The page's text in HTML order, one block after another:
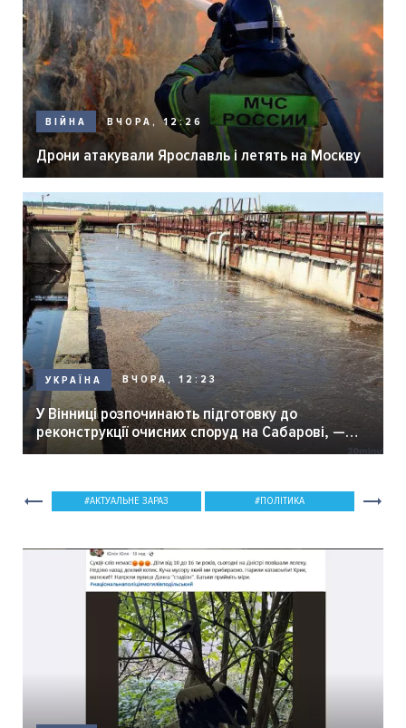
ВІЙНА ВЧОРА, 12:26
Дрони атакували Ярославль і летять на Москву
УКРАЇНА ВЧОРА, 12:23
У Вінниці розпочинають підготовку до
реконструкції очисних споруд на Сабарові, —
мер Вінниці.
АКТУАЛЬНЕ ЗАРАЗ ПОЛІТИКА